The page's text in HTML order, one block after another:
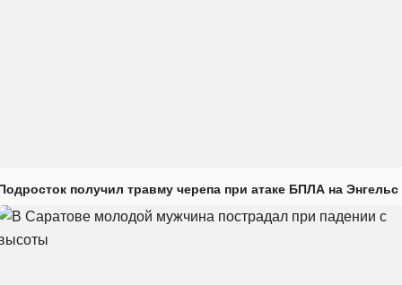
получил травму черепа при атаке БПЛА на Энгельс